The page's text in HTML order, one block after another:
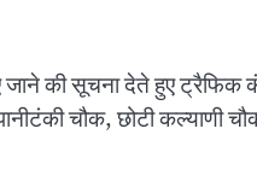
की सूचना देते हुए ट्रैफिक
चौक, छोटी कल्याणी